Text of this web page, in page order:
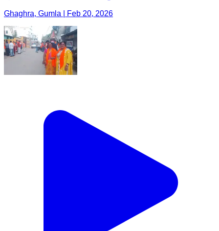
Ghaghra, Gumla | Feb 20, 2026